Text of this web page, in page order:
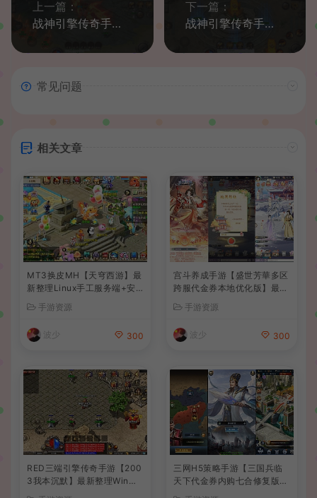
上一篇：
战神引擎传奇手游【寻梦录单职业八大陆-白猪G2.5免授权】最新整理Win系特色端+安卓苹果双端+GM授权物品后台+详细搭建教程
下一篇：
战神引擎传奇手游【独步火龙复古三职业二大陆-白猪7.2免授权】最新整理Win系特色端+安卓苹果双端+GM授权后台+详细搭建教程
常见问题
相关文章
MT3换皮MH【天穹西游】最
新整理Linux手工服务端+安
建教程+全套源码+视频教程
手游资源
波少 300
宫斗养成手游【盛世芳華多区
跨服代金券本地优化版】最新
手工服务端+CDK授权后台
+安卓+详细搭建教程
手游资源
波少 300
RED三端引擎传奇手游【200
3我本沉默】最新整理Win系
三网H5策略手游【三国兵临
天下代金券内购七合修复版】